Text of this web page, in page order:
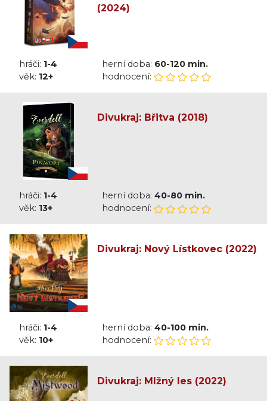
(2024)
hráči: 1-4 herní doba: 60-120 min.
věk: 12+ hodnocení:
Divukraj: Břitva (2018)
hráči: 1-4 herní doba: 40-80 min.
věk: 13+ hodnocení:
Divukraj: Nový Lístkovec (2022)
hráči: 1-4 herní doba: 40-100 min.
věk: 10+ hodnocení:
Divukraj: Mlžný les (2022)